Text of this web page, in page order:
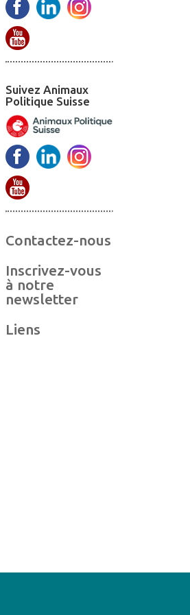
Suivez Animaux
Politique Suisse
Contactez-nous
Inscrivez-vous
à notre
newsletter
Liens